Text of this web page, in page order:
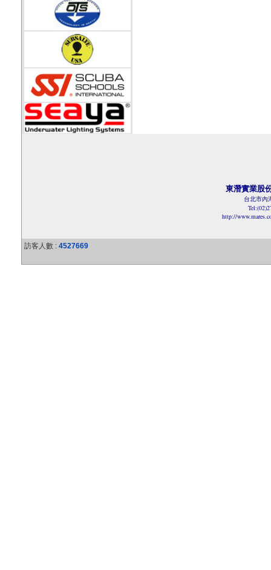
東潛實業股
台北市內
http://
訪客人數 : 4527669